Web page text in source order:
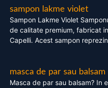
sampon lakme violet
Sampon Lakme Violet
de calitate premium, fabricat
Capelli. Acest sampon
masca de par sau balsam
Masca de par sau balsam? In